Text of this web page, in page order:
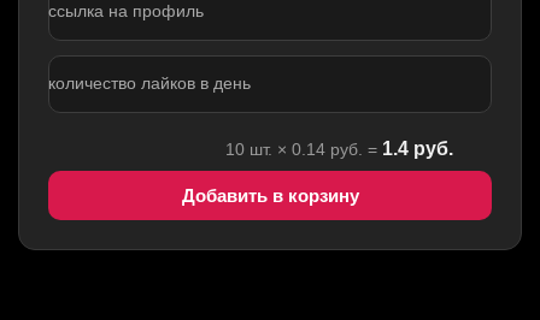
ссылка на профиль
количество лайков в день
10 шт. × 0.14 руб. = 1.4 руб.
Добавить в корзину